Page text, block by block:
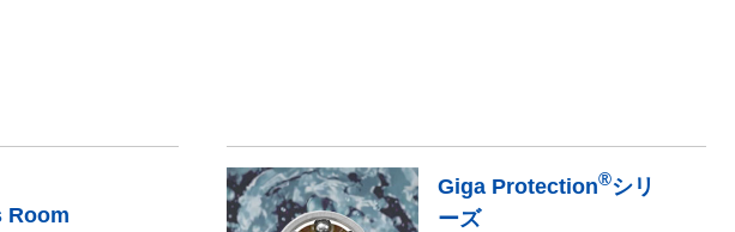
Room
Giga Protection®シリ
ーズ